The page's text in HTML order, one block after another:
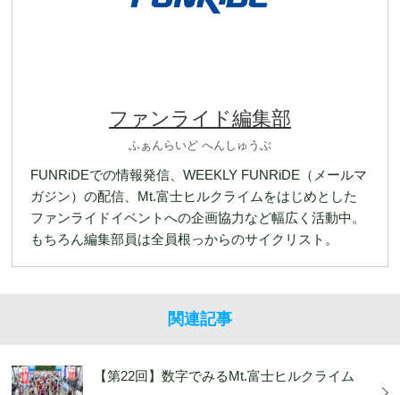
ファンライド編集部
ふぁんらいど へんしゅうぶ
FUNRiDEでの情報発信、WEEKLY FUNRiDE（メールマ
ガジン）の配信、Mt.富士ヒルクライムをはじめとした
ファンライドイベントへの企画協力など幅広く活動中。
もちろん編集部員は全員根っからのサイクリスト。
関連記事
【第22回】数字でみるMt.富士ヒルクライム